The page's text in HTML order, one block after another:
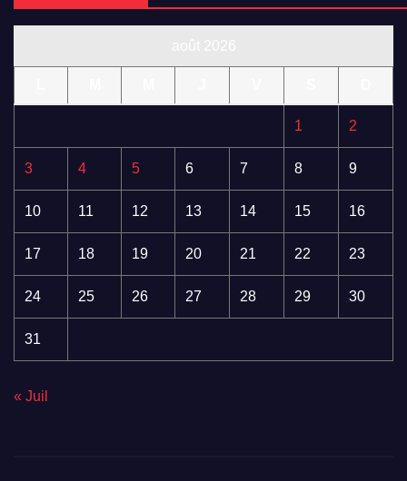
1 2
3 4 5 6 7 8 9
10 11 12 13 14 15 16
17 18 19 20 21 22 23
24 25 26 27 28 29 30
31
« Juil